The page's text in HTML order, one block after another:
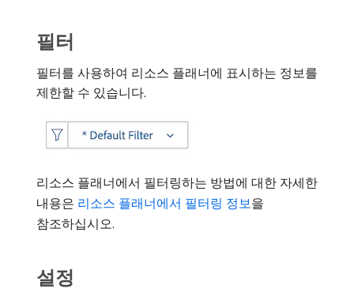
필터
필터를 사용하여 리소스 플래너에 표시하는 정보를
제한할 수 있습니다.
리소스 플래너에서 필터링하는 방법에 대한 자세한
내용은 리소스 플래너에서 필터링 정보을
참조하십시오.
설정